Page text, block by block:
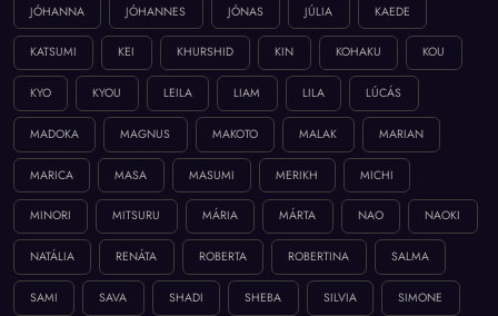
JÓHANNA JÓHANNES JÓNAS JÚLIA KAEDE
KATSUMI KEI KHURSHID KIN KOHAKU KOU
KYO KYOU LEILA LIAM LILA LÚCÁS
MADOKA MAGNUS MAKOTO MALAK MARIAN
MARICA MASA MASUMI MERIKH MICHI
MINORI MITSURU MÁRIA MÁRTA NAO NAOKI
NATÁLIA RENÁTA ROBERTA ROBERTINA SALMA
SAMI SAVA SHADI SHEBA SILVIA SIMONE